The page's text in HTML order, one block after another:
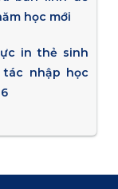
học mới
in thẻ sinh
nhập học